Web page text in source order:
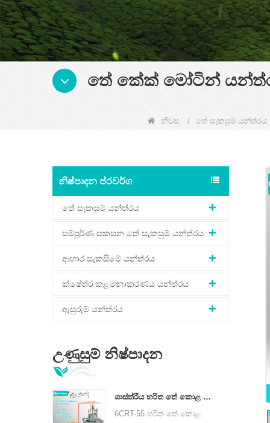
තේ කේක් මෝටින්
නිවස / තේ සැකසුම් යන්ත්රය
නිෂ්පාදන ප්රවර්ග
තේ සැකසුම් යන්ත්රය
සම්පූර්ණ සකසන තේ සැකසුම් යන්ත්රය
ආහාර සැකසීමේ යන්ත්රය
ක්ෂේත්ර කළමනාකරණය යන්ත්රය
ඇසුරුම් යන්ත්රය
උණුසුම් නිෂ්පාදන
ශාස්ත්රීය හරිත තේ කොළ රෝලන යන්ත්ර 6crt-55
6CRT-55 හරිත තේ කොළ